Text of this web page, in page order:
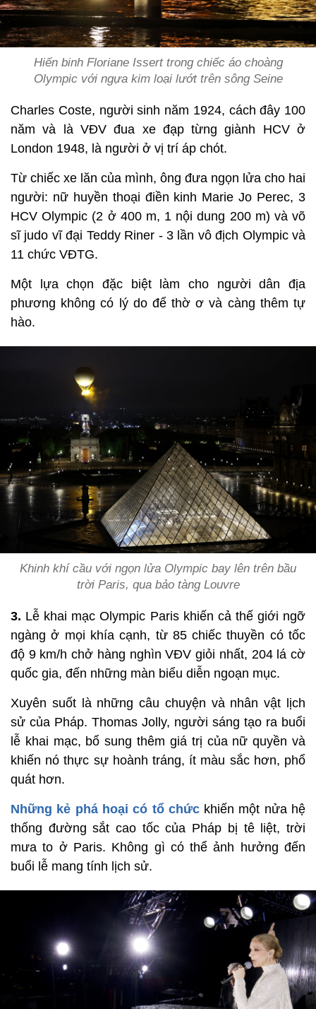
Hiến binh Floriane Issert trong chiếc áo choàng
Olympic với ngựa kim loại lướt trên sông Seine
Charles Coste, người sinh năm 1924, cách đây 100
năm và là VĐV đua xe đạp từng giành HCV ở
London 1948, là người ở vị trí áp chót.
Từ chiếc xe lăn của mình, ông đưa ngọn lửa cho hai
người: nữ huyền thoại điền kinh Marie Jo Perec, 3
HCV Olympic (2 ở 400 m, 1 nội dung 200 m) và võ
sĩ judo vĩ đại Teddy Riner - 3 lần vô địch Olympic và
11 chức VĐTG.
Một lựa chọn đặc biệt làm cho người dân địa
phương không có lý do để thờ ơ và càng thêm tự
hào.
Khinh khí cầu với ngọn lửa Olympic bay lên trên bầu
trời Paris, qua bảo tàng Louvre
3. Lễ khai mạc Olympic Paris khiến cả thế giới ngỡ
ngàng ở mọi khía cạnh, từ 85 chiếc thuyền có tốc
độ 9 km/h chở hàng nghìn VĐV giỏi nhất, 204 lá cờ
quốc gia, đến những màn biểu diễn ngoạn mục.
Xuyên suốt là những câu chuyện và nhân vật lịch
sử của Pháp. Thomas Jolly, người sáng tạo ra buổi
lễ khai mạc, bổ sung thêm giá trị của nữ quyền và
khiến nó thực sự hoành tráng, ít màu sắc hơn, phổ
quát hơn.
Những kẻ phá hoại có tổ chứckhiến một nửa hệ
thống đường sắt cao tốc của Pháp bị tê liệt, trời
mưa to ở Paris. Không gì có thể ảnh hưởng đến
buổi lễ mang tính lịch sử.